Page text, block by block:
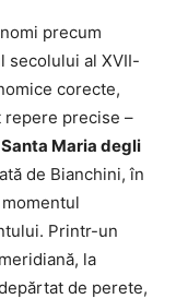
precum
secolului al XVII-
corecte,
repere precise –
Maria degli
de Bianchini, în
Printr-un
la
de perete,